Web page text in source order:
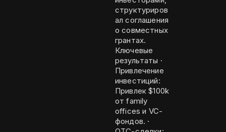
структуриров
ал соглашения
о совместных
грантах.
Ключевые
результаты ·
Привлечение
инвестиций:
Привлек $100k
от family
offices и VC-
фондов. ·